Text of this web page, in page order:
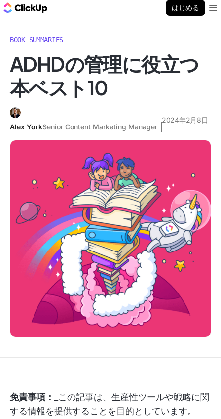
はじめる
BOOK SUMMARIES
ADHDの管理に役立つ
本ベスト10
Alex YorkSenior Content Marketing Manager
2024年2月8日
免責事項：
_この記事は、生産性ツールや戦略に関
する情報を提供することを目的としています。